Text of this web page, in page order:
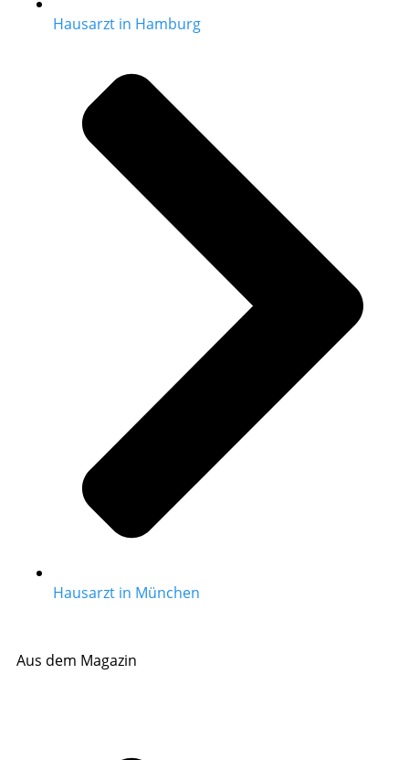
Hausarzt in Hamburg
Hausarzt in München
Aus dem Magazin